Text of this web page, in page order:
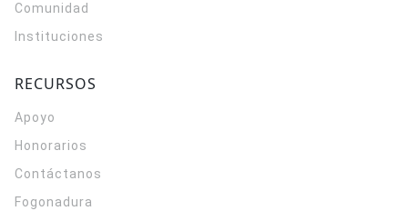
Comunidad
Instituciones
RECURSOS
Apoyo
Honorarios
Contáctanos
Fogonadura